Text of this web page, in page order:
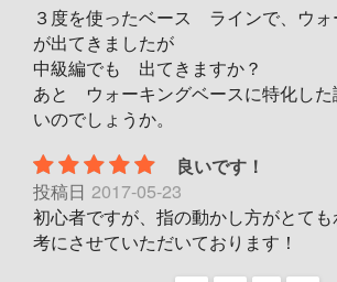
３度を使ったベース ラインで、ウォ
が出てきましたが
中級編でも 出てきますか？
あと ウォーキングベースに特化した
いのでしょうか。
良いです！
投稿日 2017-05-23
初心者ですが、指の動かし方がとて
考にさせていただいております！